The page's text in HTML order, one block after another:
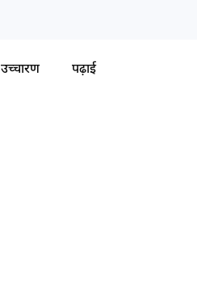
उच्चारण पढ़ाई